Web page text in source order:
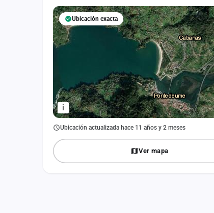
i
Ubicación exacta
Ubicación actualizada hace 11 años y 2 meses
Ver mapa
Iniciar sesión
Crear cuenta
Administración